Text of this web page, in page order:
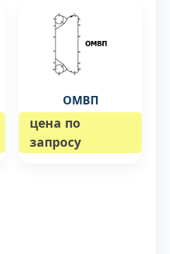
ОМВП
цена по
запросу